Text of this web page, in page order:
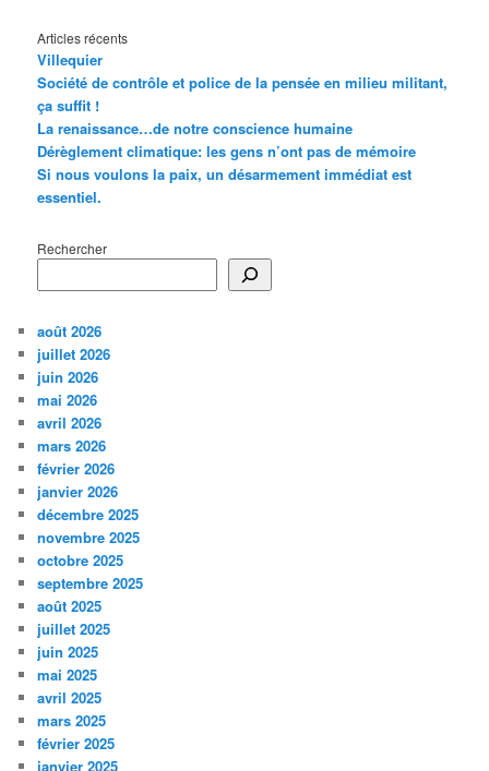
Articles récents
Villequier
Société de contrôle et police de la pensée en milieu militant,
ça suffit !
La renaissance…de notre conscience humaine
Dérèglement climatique: les gens n’ont pas de mémoire
Si nous voulons la paix, un désarmement immédiat est
essentiel.
Rechercher
août 2026
juillet 2026
juin 2026
mai 2026
avril 2026
mars 2026
février 2026
janvier 2026
décembre 2025
novembre 2025
octobre 2025
septembre 2025
août 2025
juillet 2025
juin 2025
mai 2025
avril 2025
mars 2025
février 2025
janvier 2025